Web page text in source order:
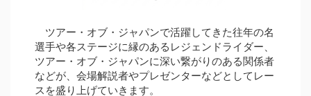
ツアー・オブ・ジャパンで活躍してきた往年の名
選手や各ステージに縁のあるレジェンドライダー、
ツアー・オブ・ジャパンに深い繋がりのある関係者
などが、会場解説者やプレゼンターなどとしてレー
スを盛り上げていきます。